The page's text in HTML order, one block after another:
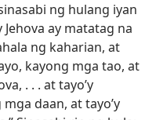
ng hulang iyan
ay matatag na
ng kaharian, at
kayong mga tao, at
. . . at tayo’y
daan, at tayo’y